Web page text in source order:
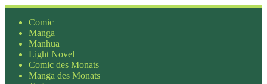
Zum
Inhalt
springen
Comic
Manga
Manhua
Light Novel
Comic des Monats
Manga des Monats